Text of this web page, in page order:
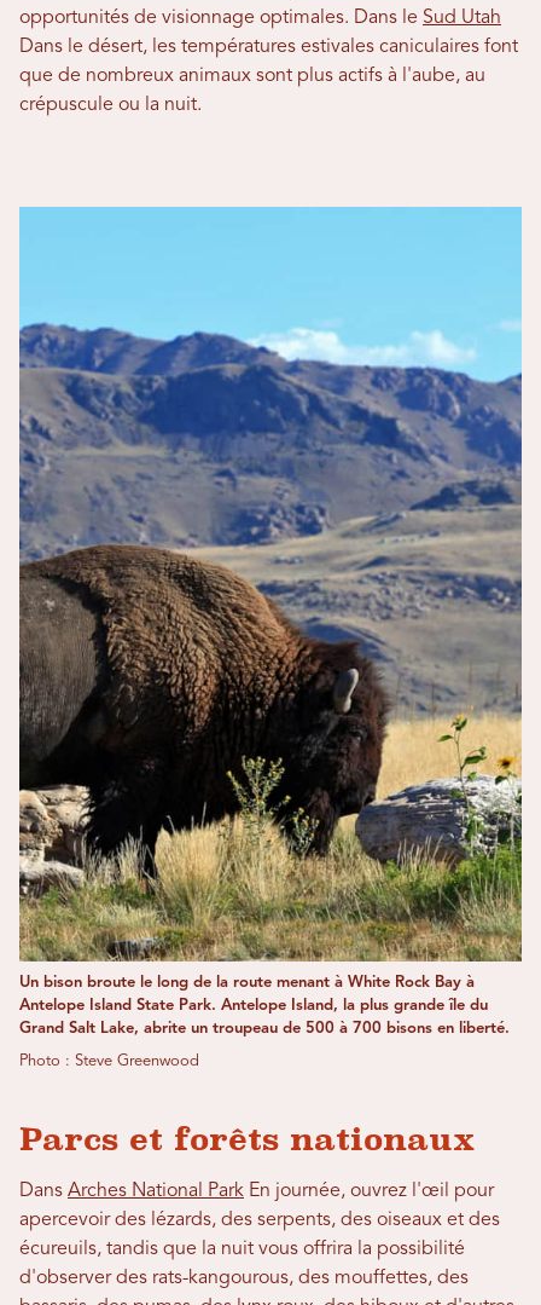
opportunités de visionnage optimales. Dans le Sud Utah
Dans le désert, les températures estivales caniculaires font
que de nombreux animaux sont plus actifs à l'aube, au
crépuscule ou la nuit.
Un bison broute le long de la route menant à White Rock Bay à
Antelope Island State Park. Antelope Island, la plus grande île du
Grand Salt Lake, abrite un troupeau de 500 à 700 bisons en liberté.
Photo : Steve Greenwood
Parcs et forêts nationaux
Dans Arches National Park En journée, ouvrez l'œil pour
apercevoir des lézards, des serpents, des oiseaux et des
écureuils, tandis que la nuit vous offrira la possibilité
d'observer des rats-kangourous, des mouffettes, des